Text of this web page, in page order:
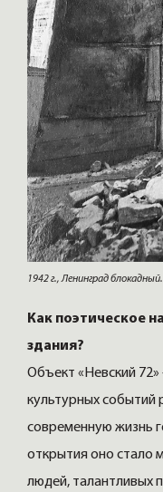
1942 г., Ленинград блокадный.
Как поэтическое
здания?
Объект «Невский
культурных событий
современную жизнь
открытия оно стало
людей, талантливых